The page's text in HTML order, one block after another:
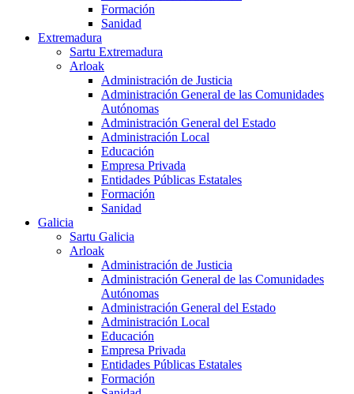
Formación
Sanidad
Extremadura
Sartu Extremadura
Arloak
Administración de Justicia
Administración General de las Comunidades
Autónomas
Administración General del Estado
Administración Local
Educación
Empresa Privada
Entidades Públicas Estatales
Formación
Sanidad
Galicia
Sartu Galicia
Arloak
Administración de Justicia
Administración General de las Comunidades
Autónomas
Administración General del Estado
Administración Local
Educación
Empresa Privada
Entidades Públicas Estatales
Formación